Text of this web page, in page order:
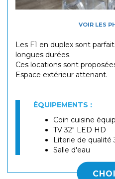
VOIR LES
Les F1 en duplex sont
longues durées.
Ces locations sont
​Espace extérieur attenant.
ÉQUIPEMENTS :
Coin cuisine
TV 32" LED HD
Literie de qualité
Salle d'eau